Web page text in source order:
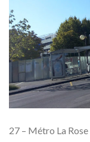
27 – Métro La